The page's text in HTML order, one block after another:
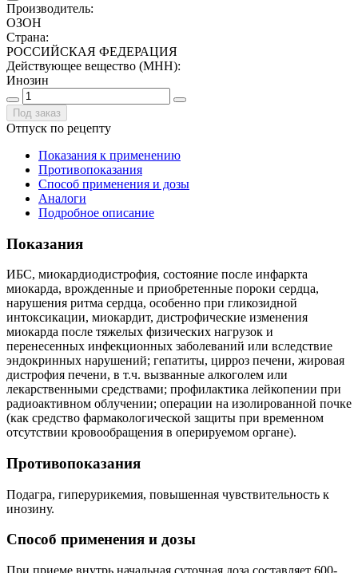
Производитель:
ОЗОН
Страна:
РОССИЙСКАЯ ФЕДЕРАЦИЯ
Действующее вещество (МНН):
Инозин
Под заказ
Отпуск по рецепту
Показания к применению
Противопоказания
Способ применения и дозы
Аналоги
Подробное описание
Показания
ИБС, миокардиодистрофия, состояние после инфаркта
миокарда, врожденные и приобретенные пороки сердца,
нарушения ритма сердца, особенно при гликозидной
интоксикации, миокардит, дистрофические изменения
миокарда после тяжелых физических нагрузок и
перенесенных инфекционных заболеваний или вследствие
эндокринных нарушений; гепатиты, цирроз печени, жировая
дистрофия печени, в т.ч. вызванные алкоголем или
лекарственными средствами; профилактика лейкопении при
радиоактивном облучении; операции на изолированной почке
(как средство фармакологической защиты при временном
отсутствии кровообращения в оперируемом органе).
Противопоказания
Подагра, гиперурикемия, повышенная чувствительность к
инозину.
Способ применения и дозы